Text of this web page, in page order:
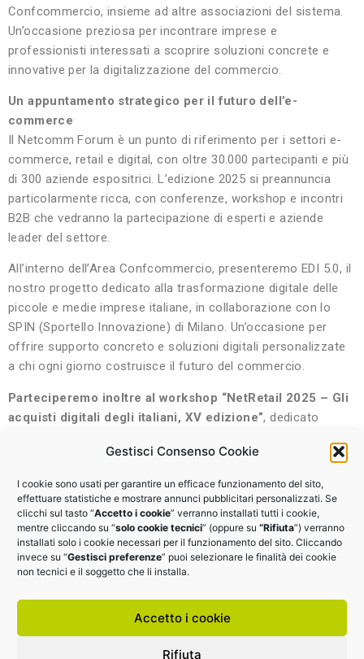
Gestisci Consenso Cookie
I cookie sono usati per garantire un efficace funzionamento del sito,
effettuare statistiche e mostrare annunci pubblicitari personalizzati. Se
clicchi sul tasto “Accetto i cookie” verranno installati tutti i cookie,
mentre cliccando su “solo cookie tecnici” (oppure su “Rifiuta”) verranno
installati solo i cookie necessari per il funzionamento del sito. Cliccando
invece su “Gestisci preferenze” puoi selezionare le finalità dei cookie
non tecnici e il soggetto che li installa.
Accetto i cookie
Rifiuta
Confcommercio, insieme ad altre associazioni del sistema.
Un’occasione preziosa per incontrare imprese e
professionisti interessati a scoprire soluzioni concrete e
innovative per la digitalizzazione del commercio.
Un appuntamento strategico per il futuro dell’e-
commerce
Il Netcomm Forum è un punto di riferimento per i settori e-
commerce, retail e digital, con oltre 30.000 partecipanti e più
di 300 aziende espositrici. L’edizione 2025 si preannuncia
particolarmente ricca, con conferenze, workshop e incontri
B2B che vedranno la partecipazione di esperti e aziende
leader del settore.
All’interno dell’Area Confcommercio, presenteremo EDI 5.0, il
nostro progetto dedicato alla trasformazione digitale delle
piccole e medie imprese italiane, in collaborazione con lo
SPIN (Sportello Innovazione) di Milano. Un’occasione per
offrire supporto concreto e soluzioni digitali personalizzate
a chi ogni giorno costruisce il futuro del commercio.
Parteciperemo inoltre al workshop “NetRetail 2025 – Gli
acquisti digitali degli italiani, XV edizione”, dedicato
e dei trend del mercato multicanale in Italia.
Servizi, Progetti e Partnership di EDI Confcommercio.
Come partecipare?
Per le aziende associate a Confcommercio sono previsti
sconti riservati sui biglietti d’ingresso.
Richiedi qui il tuo biglietto